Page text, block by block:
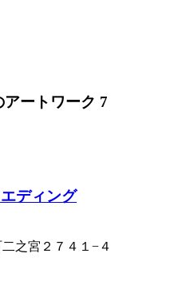
ートワーク 7
ディング
之宮２７４１−４